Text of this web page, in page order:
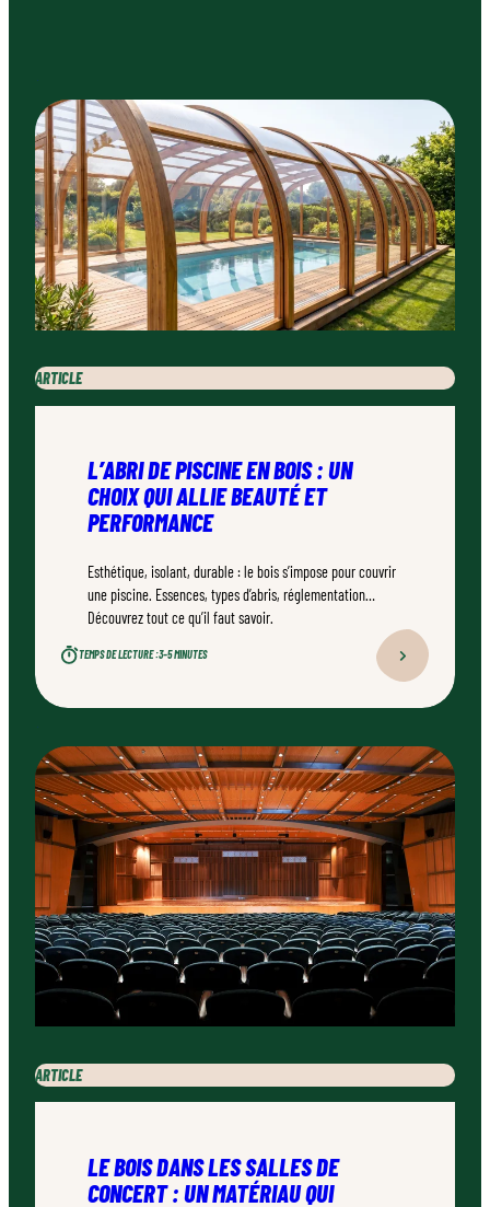
ARTICLE
L’ABRI DE PISCINE EN BOIS : UN
CHOIX QUI ALLIE BEAUTÉ ET
PERFORMANCE
Esthétique, isolant, durable : le bois s’impose pour couvrir
une piscine. Essences, types d’abris, réglementation…
Découvrez tout ce qu’il faut savoir.
TEMPS DE LECTURE :3–5 MINUTES
ARTICLE
LE BOIS DANS LES SALLES DE
CONCERT : UN MATÉRIAU QUI